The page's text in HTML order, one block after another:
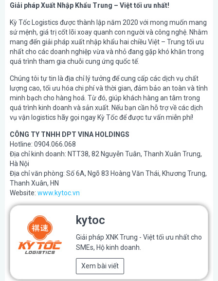
Giải pháp Xuất Nhập Khẩu Trung – Việt tối ưu nhất!
Kỳ Tốc Logistics được thành lập năm 2020 với mong muốn mang
sứ mệnh, giá trị cốt lõi xoay quanh con người và công nghệ. Nhằm
mang đến giải pháp xuất nhập khẩu hai chiều Việt – Trung tối ưu
nhất cho các doanh nghiệp vừa và nhỏ đang gặp khó khăn trong
quá trình tham gia chuỗi cung ứng quốc tế.
Chúng tôi tự tin là địa chỉ lý tưởng để cung cấp các dịch vụ chất
lượng cao, tối ưu hóa chi phí và thời gian, đảm bảo an toàn và tính
minh bạch cho hàng hoá. Từ đó, giúp khách hàng an tâm trong
quá trình kinh doanh và sản xuất. Nếu bạn cần hỗ trợ về các dịch
vụ vận logistics hãy gọi ngay Kỳ Tốc để được tư vấn miễn phí!
CÔNG TY TNHH DPT VINA HOLDINGS
Hotline: 0904.066.068
Địa chỉ kinh doanh: NTT38, 82 Nguyễn Tuân, Thanh Xuân Trung,
Hà Nội
Địa chỉ văn phòng: Số 6A, Ngõ 83 Hoàng Văn Thái, Khương Trung,
Thanh Xuân, HN
Website: www.kytoc.vn
kytoc
Giải pháp XNK Trung - Việt tối ưu nhất cho
SMEs, Hộ kinh doanh.
Xem bài viết